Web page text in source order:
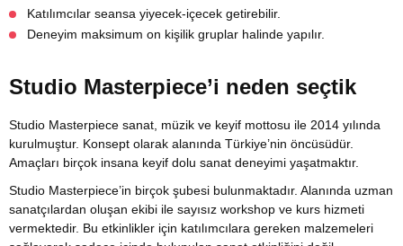
Katılımcılar seansa yiyecek-içecek getirebilir.
Deneyim maksimum on kişilik gruplar halinde yapılır.
Studio Masterpiece’i neden seçtik
Studio Masterpiece sanat, müzik ve keyif mottosu ile 2014 yılında
kurulmuştur. Konsept olarak alanında Türkiye’nin öncüsüdür.
Amaçları birçok insana keyif dolu sanat deneyimi yaşatmaktır.
Studio Masterpiece’in birçok şubesi bulunmaktadır. Alanında uzman
sanatçılardan oluşan ekibi ile sayısız workshop ve kurs hizmeti
vermektedir. Bu etkinlikler için katılımcılara gereken malzemeleri